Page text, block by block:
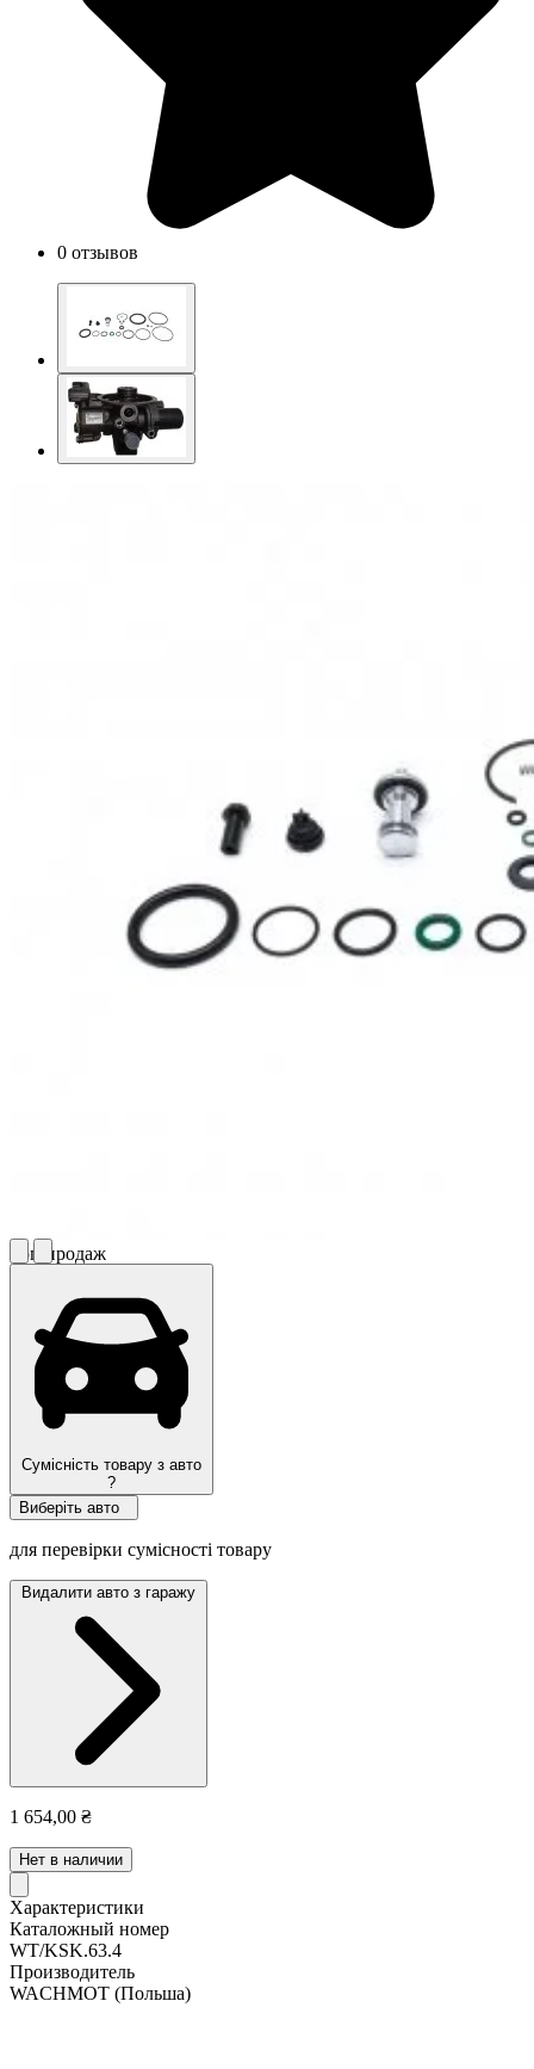
0 отзывов
Топ продаж
Сумісність товару з авто
?
Виберіть авто
для перевірки сумісності товару
Видалити авто з гаражу
1 654,00 ₴
Нет в наличии
Характеристики
Каталожный номер
WT/KSK.63.4
Производитель
WACHMOT (Польша)